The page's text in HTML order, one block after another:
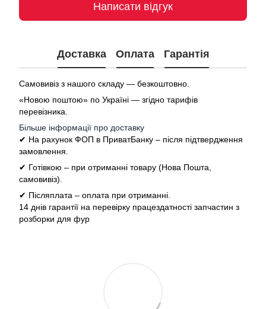
Написати відгук
Доставка Оплата Гарантія
Самовивіз з нашого складу — безкоштовно.
«Новою поштою» по Україні — згідно тарифів
перевізника.
Більше інформації про доставку
✔ На рахунок ФОП в ПриватБанку – після підтвердження
замовлення.
✔ Готівкою – при отриманні товару (Нова Пошта,
самовивіз).
✔ Післяплата – оплата при отриманні.
14 днів гарантії на перевірку працездатності запчастин з
розборки для фур